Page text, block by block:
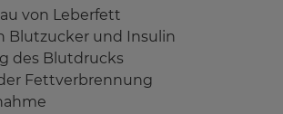
von Leberfett
Blutzucker und Insulin
des Blutdrucks
Fettverbrennung